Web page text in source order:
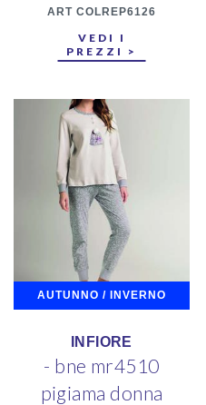
ART COLREP6126
VEDI I
PREZZI >
AUTUNNO / INVERNO
INFIORE
- bne mr4510
pigiama donna